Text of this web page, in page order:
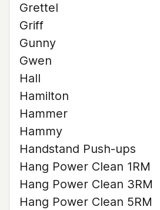
Grettel
Griff
Gunny
Gwen
Hall
Hamilton
Hammer
Hammy
Handstand Push-ups
Hang Power Clean 1RM
Hang Power Clean 3RM
Hang Power Clean 5RM